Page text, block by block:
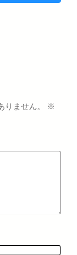
ません。
※